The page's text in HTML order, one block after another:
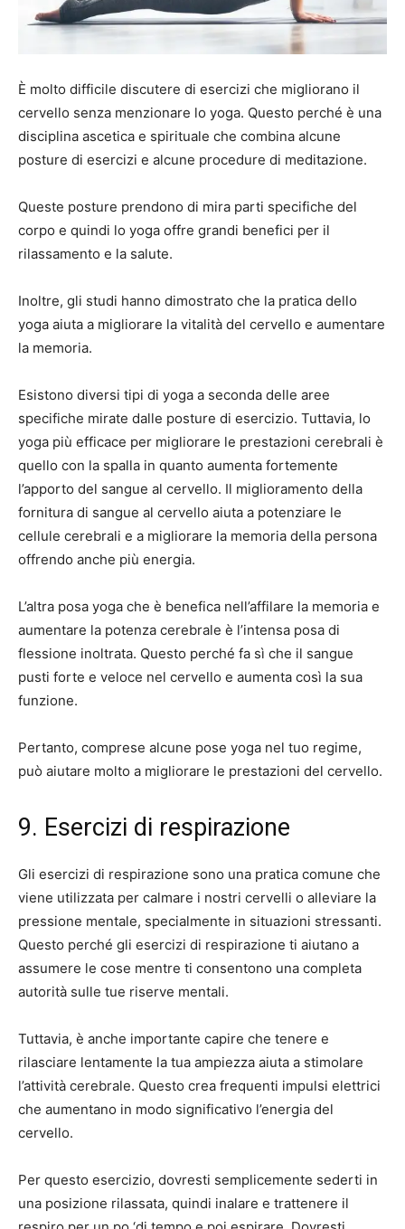
È molto difficile discutere di esercizi che migliorano il
cervello senza menzionare lo yoga. Questo perché è una
disciplina ascetica e spirituale che combina alcune
posture di esercizi e alcune procedure di meditazione.
Queste posture prendono di mira parti specifiche del
corpo e quindi lo yoga offre grandi benefici per il
rilassamento e la salute.
Inoltre, gli studi hanno dimostrato che la pratica dello
yoga aiuta a migliorare la vitalità del cervello e aumentare
la memoria.
Esistono diversi tipi di yoga a seconda delle aree
specifiche mirate dalle posture di esercizio. Tuttavia, lo
yoga più efficace per migliorare le prestazioni cerebrali è
quello con la spalla in quanto aumenta fortemente
l’apporto del sangue al cervello. Il miglioramento della
fornitura di sangue al cervello aiuta a potenziare le
cellule cerebrali e a migliorare la memoria della persona
offrendo anche più energia.
L’altra posa yoga che è benefica nell’affilare la memoria e
aumentare la potenza cerebrale è l’intensa posa di
flessione inoltrata. Questo perché fa sì che il sangue
pusti forte e veloce nel cervello e aumenta così la sua
funzione.
Pertanto, comprese alcune pose yoga nel tuo regime,
può aiutare molto a migliorare le prestazioni del cervello.
9. Esercizi di respirazione
Gli esercizi di respirazione sono una pratica comune che
viene utilizzata per calmare i nostri cervelli o alleviare la
pressione mentale, specialmente in situazioni stressanti.
Questo perché gli esercizi di respirazione ti aiutano a
assumere le cose mentre ti consentono una completa
autorità sulle tue riserve mentali.
Tuttavia, è anche importante capire che tenere e
rilasciare lentamente la tua ampiezza aiuta a stimolare
l’attività cerebrale. Questo crea frequenti impulsi elettrici
che aumentano in modo significativo l’energia del
cervello.
Per questo esercizio, dovresti semplicemente sederti in
una posizione rilassata, quindi inalare e trattenere il